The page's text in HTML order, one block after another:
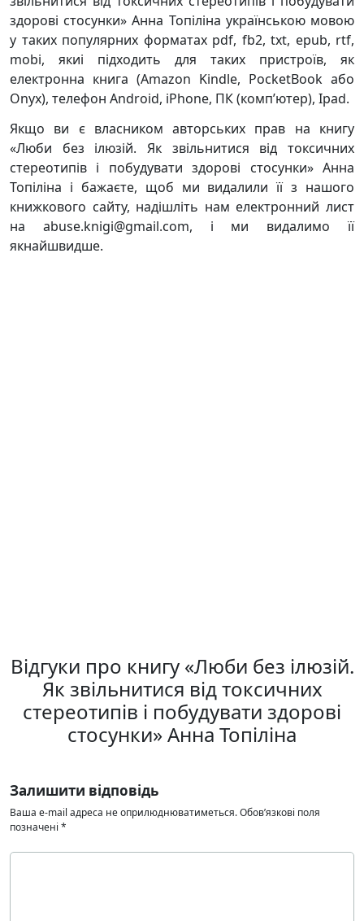
здорові стосунки» Анна Топіліна українською мовою
у таких популярних форматах pdf, fb2, txt, epub, rtf,
mobi, якиі підходить для таких пристроїв, як
електронна книга (Amazon Kindle, PocketBook або
Onyx), телефон Android, iPhone, ПК (комп’ютер), Ipad.
Якщо ви є власником авторських прав на книгу
«Люби без ілюзій. Як звільнитися від токсичних
стереотипів і побудувати здорові стосунки» Анна
Топіліна і бажаєте, щоб ми видалили її з нашого
книжкового сайту, надішліть нам електронний лист
на abuse.knigi@gmail.com, і ми видалимо її
якнайшвидше.
Відгуки про книгу «Люби без ілюзій.
Як звільнитися від токсичних
стереотипів і побудувати здорові
стосунки» Анна Топіліна
Залишити відповідь
Ваша e-mail адреса не оприлюднюватиметься.Обов’язкові поля
позначені *